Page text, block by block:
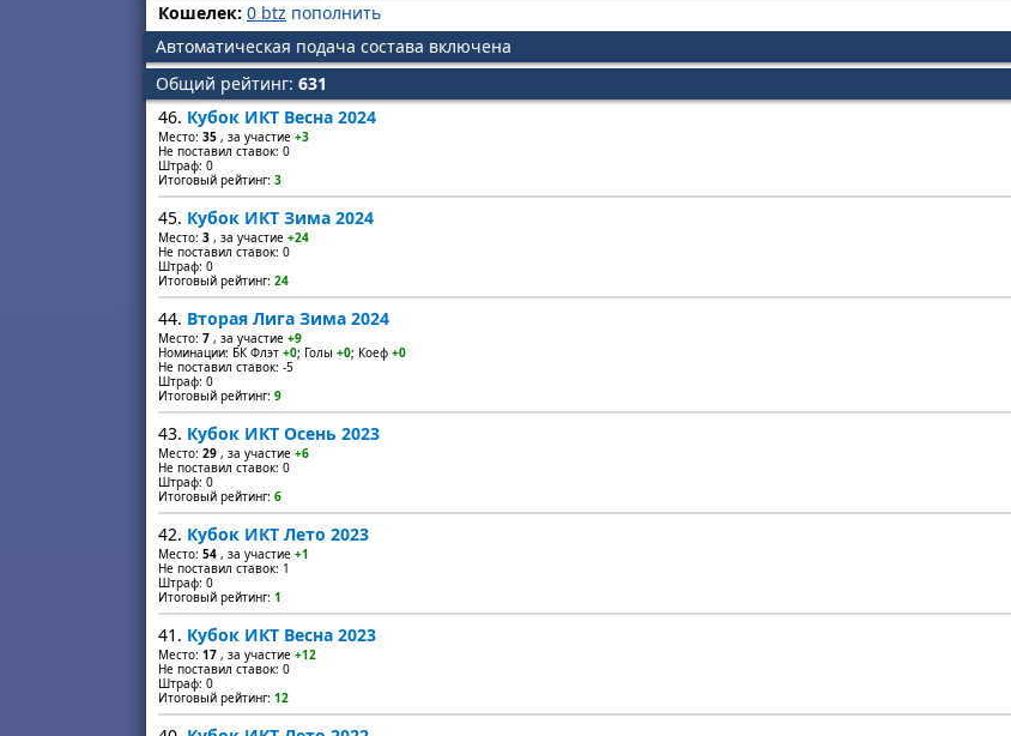
Кошелек: 0 btz пополнить
Автоматическая подача состава включена
Общий рейтинг: 631
46. Кубок ИКТ Весна 2024
Место: 35 , за участие +3
Не поставил ставок: 0
Штраф: 0
Итоговый рейтинг: 3
45. Кубок ИКТ Зима 2024
Место: 3 , за участие +24
Не поставил ставок: 0
Штраф: 0
Итоговый рейтинг: 24
44. Вторая Лига Зима 2024
Место: 7 , за участие +9
Номинации: БК Флэт +0; Голы +0; Коеф +0
Не поставил ставок: -5
Штраф: 0
Итоговый рейтинг: 9
43. Кубок ИКТ Осень 2023
Место: 29 , за участие +6
Не поставил ставок: 0
Штраф: 0
Итоговый рейтинг: 6
42. Кубок ИКТ Лето 2023
Место: 54 , за участие +1
Не поставил ставок: 1
Штраф: 0
Итоговый рейтинг: 1
41. Кубок ИКТ Весна 2023
Место: 17 , за участие +12
Не поставил ставок: 0
Штраф: 0
Итоговый рейтинг: 12